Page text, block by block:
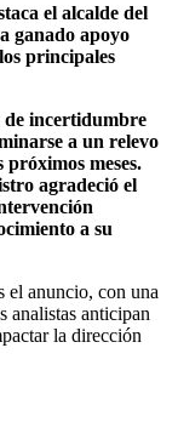
el alcalde del
ganado apoyo
principales
de incertidumbre
a un relevo
próximos meses.
agradeció el
a su
el anuncio, con una
analistas anticipan
la dirección